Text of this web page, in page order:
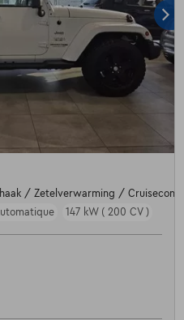
/ Zetelverwarming /
147 kW ( 200 CV )